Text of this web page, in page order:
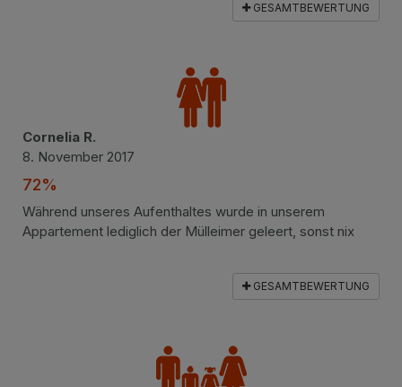
GESAMTBEWERTUNG
Cornelia R.
8. November 2017
72%
Während unseres Aufenthaltes wurde in unserem
Appartement lediglich der Mülleimer geleert, sonst nix
GESAMTBEWERTUNG